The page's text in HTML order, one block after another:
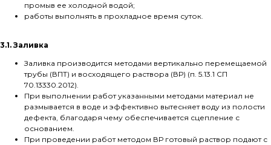
промыв ее холодной водой;
работы выполнять в прохладное время суток.
3.1. Заливка
Заливка производится методами вертикально перемещаемой
трубы (ВПТ) и восходящего раствора (ВР) (п. 5.13.1 СП
70.13330.2012).
При выполнении работ указанными методами материал не
размывается в воде и эффективно вытесняет воду из полости
дефекта, благодаря чему обеспечивается сцепление с
основанием.
При проведении работ методом ВР готовый раствор подают с